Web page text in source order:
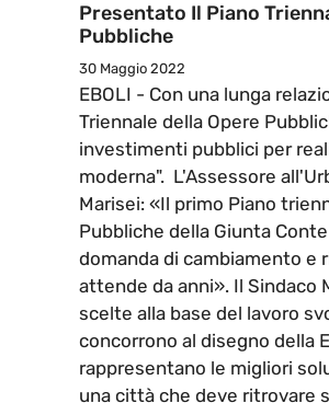
Presentato Il Piano
Pubbliche
30 Maggio 2022
EBOLI - Con una lunga
Triennale della Opere
investimenti pubblici per
moderna". L'Assessore
Marisei: «Il primo Piano
Pubbliche della Giunta
domanda di cambiamento e
attende da anni». Il Sindaco
scelte alla base del lavoro
concorrono al disegno della
rappresentano le migliori
una città che deve ritrovare